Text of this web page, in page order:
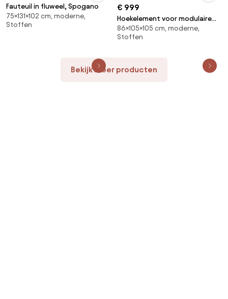
Fauteuil in fluweel, Spogano
75×131×102 cm, moderne,
Stoffen
€ 999
Hoekelement voor modulaire
bank, in structuurfluweel, Malo
86×105×105 cm, moderne,
Stoffen
Bekijk meer producten